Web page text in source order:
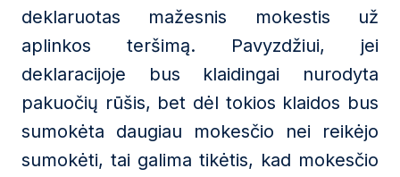
deklaruotas mažesnis mokestis už
aplinkos teršimą. Pavyzdžiui, jei
deklaracijoje bus klaidingai nurodyta
pakuočių rūšis, bet dėl tokios klaidos bus
sumokėta daugiau mokesčio nei reikėjo
sumokėti, tai galima tikėtis, kad mokesčio